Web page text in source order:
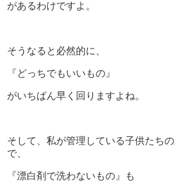
があるわけですよ。
そうなると必然的に、
『どっちでもいいもの』
がいちばん早く回りますよね。
そして、私が管理している子供たち
で、
『漂白剤で洗わないもの』も